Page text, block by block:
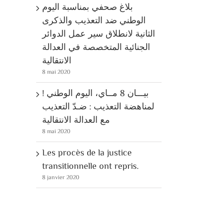
بلاغ صحفي بمناسبة اليوم
الوطني ضد التعذيب والذكرى
الثانية لانطلاق سير عمل الدوائر
الجنائية المتخصصة في العدالة
الانتقالية
8 mai 2020
! بيـــان 8 مــاي، اليوم الوطني
لمناهضة التعذيب : ضـدّ التعذيب
مع العدالة الانتقالية
8 mai 2020
Les procès de la justice
transitionnelle ont repris.
8 janvier 2020